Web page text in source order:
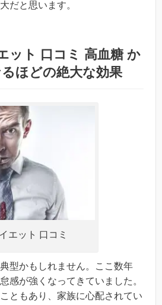
だと思います。
ット 口コミ 高血糖 か
ほどの絶大な効果
エット 口コミ
型かもしれません。ここ数年
感が強くなってきていました。
ともあり、家族に心配されてい